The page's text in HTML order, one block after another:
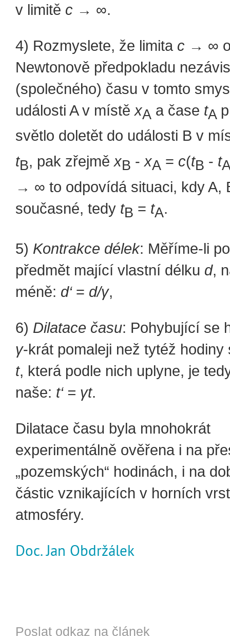
v limitě c → ∞.
4) Rozmyslete, že limita c → ∞
Newtonově předpokladu
(společného) času v tomto
události A v místě xA a čase tA
světlo doletět do události B v
tB, pak zřejmě xB - xA = c(tB - t
→ ∞ to odpovídá situaci, kdy A,
současné, tedy tB = tA.
5) Kontrakce délek: Měříme-li
předmět mající vlastní délku d,
méně: d‘ = d/γ,
6) Dilatace času: Pohybující se
γ-krát pomaleji než tytéž hodiny
t, která podle nich uplyne, je
naše: t‘ = γt.
Dilatace času byla mnohokrát
experimentálně ověřena i na
„pozemských“ hodinách, i na
částic vznikajících v horních
atmosféry.
Doc. Jan Obdržálek
Poslat odkaz na článek